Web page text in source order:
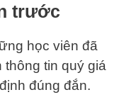
trước
học viên đã
thông tin quý giá
đúng đắn.